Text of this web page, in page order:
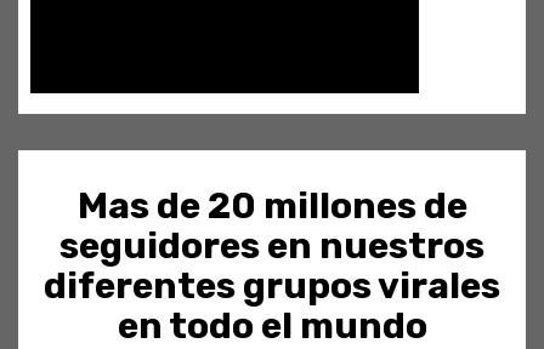
Mas de 20 millones de
seguidores en nuestros
diferentes grupos virales
en todo el mundo